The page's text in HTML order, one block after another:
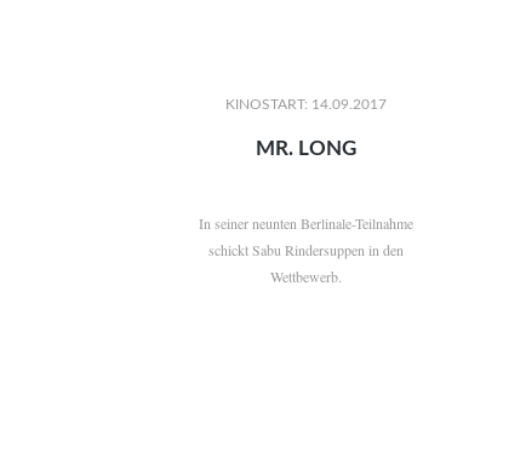
KINOSTART: 14.09.2017
MR. LONG
In seiner neunten Berlinale-Teilnahme
schickt Sabu Rindersuppen in den
Wettbewerb.